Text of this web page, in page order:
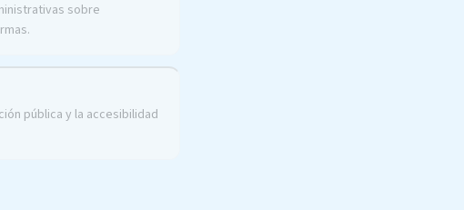
sobre
pública y la accesibilidad